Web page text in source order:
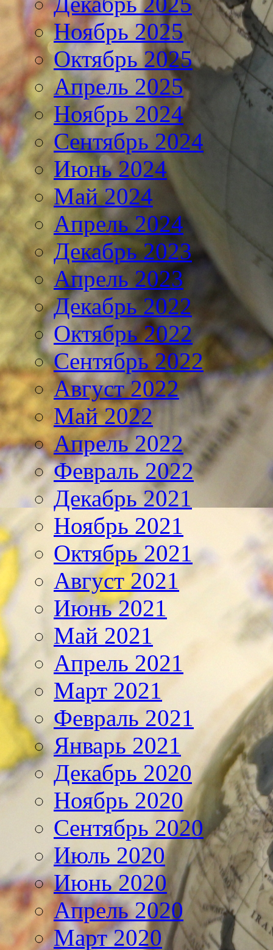
Ноябрь 2025
Октябрь 2025
Апрель 2025
Ноябрь 2024
Сентябрь 2024
Июнь 2024
Май 2024
Апрель 2024
Декабрь 2023
Апрель 2023
Декабрь 2022
Октябрь 2022
Сентябрь 2022
Август 2022
Май 2022
Апрель 2022
Февраль 2022
Декабрь 2021
Ноябрь 2021
Октябрь 2021
Август 2021
Июнь 2021
Май 2021
Апрель 2021
Март 2021
Февраль 2021
Январь 2021
Декабрь 2020
Ноябрь 2020
Сентябрь 2020
Июль 2020
Июнь 2020
Апрель 2020
Март 2020